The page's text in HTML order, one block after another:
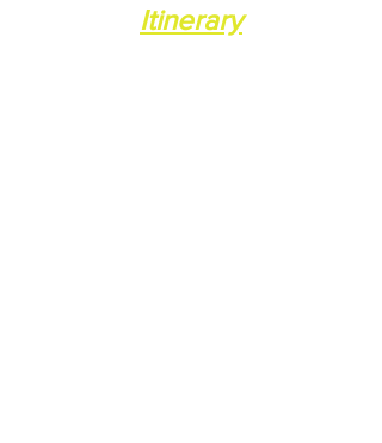
Itinerary